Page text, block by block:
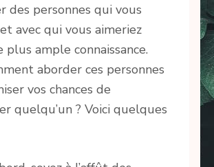
des personnes qui vous
avec qui vous aimeriez
plus ample connaissance.
aborder ces personnes
vos chances de
quelqu’un ? Voici quelques